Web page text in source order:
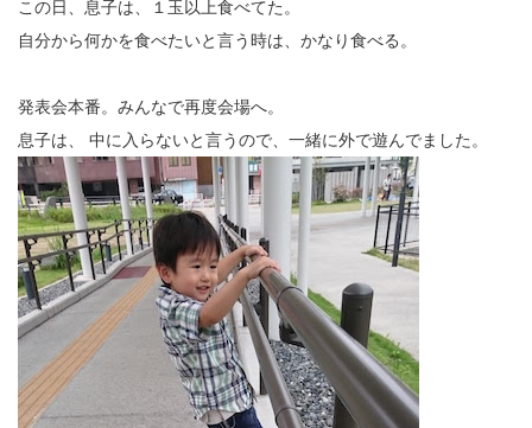
この日、息子は、１玉以上食べてた。
自分から何かを食べたいと言う時は、かなり食べる。
発表会本番。みんなで再度会場へ。
息子は、 中に入らないと言うので、一緒に外で遊んでました。